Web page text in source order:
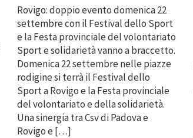
Rovigo: doppio evento domenica 22
settembre con il Festival dello Sport
e la Festa provinciale del volontariato
Sport e solidarietà vanno a braccetto.
Domenica 22 settembre nelle piazze
rodigine si terrà il Festival dello
Sport a Rovigo e la Festa provinciale
del volontariato e della solidarietà.
Una sinergia tra Csv di Padova e
Rovigo e […]